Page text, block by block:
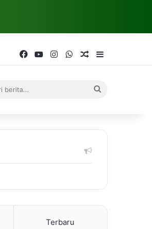
FacebookYouTubeInstagramWhatsAppRandom Article
Terbaru